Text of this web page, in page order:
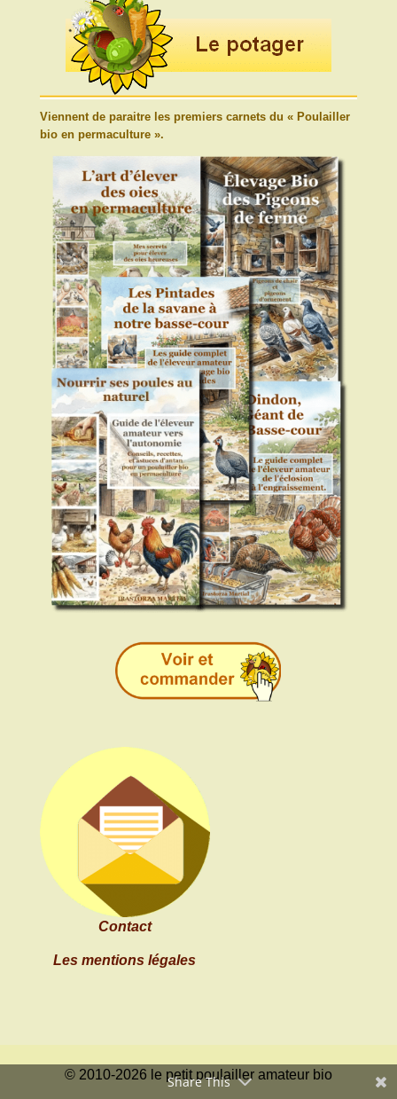
Viennent de paraitre les premiers carnets du « Poulailler
bio en permaculture ».
Contact
Les mentions légales
© 2010-2026 le petit poulailler amateur bio
Share This